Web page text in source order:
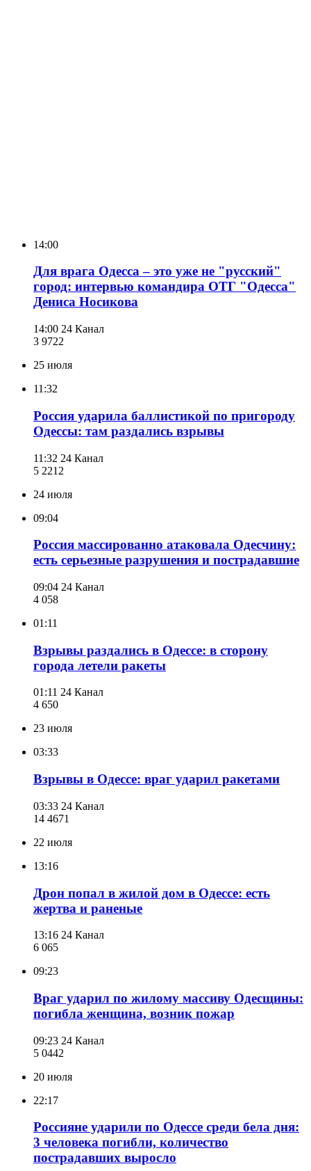
14:00
Для врага Одесса – это уже не "русский"
город: интервью командира ОТГ "Одесса"
Дениса Носикова
14:00 24 Канал
3 9722
25 июля
11:32
Россия ударила баллистикой по пригороду
Одессы: там раздались взрывы
11:32 24 Канал
5 221 2
24 июля
09:04
Россия массированно атаковала Одесчину:
есть серьезные разрушения и пострадавшие
09:04 24 Канал
4 058
01:11
Взрывы раздались в Одессе: в сторону
города летели ракеты
01:11 24 Канал
4 650
23 июля
03:33
Взрывы в Одессе: враг ударил ракетами
03:33 24 Канал
14 4671
22 июля
13:16
Дрон попал в жилой дом в Одессе: есть
жертва и раненые
13:16 24 Канал
6 065
09:23
Враг ударил по жилому массиву Одесщины:
погибла женщина, возник пожар
09:23 24 Канал
5 0442
20 июля
22:17
Россияне ударили по Одессе среди бела дня:
3 человека погибли, количество
пострадавших выросло